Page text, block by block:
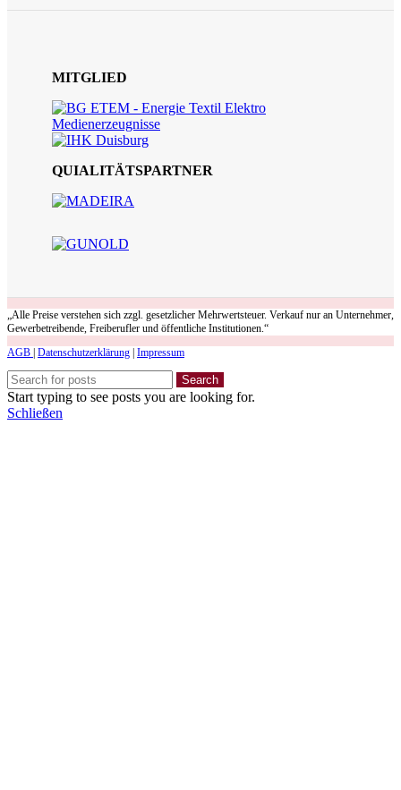
MITGLIED
QUIALITÄTSPARTNER
„Alle Preise verstehen sich zzgl. gesetzlicher Mehrwertsteuer. Verkauf nur an Unternehmer,
Gewerbetreibende, Freiberufler und öffentliche Institutionen.“
AGB Datenschutzerklärung Impressum
Search
Start typing to see posts you are looking for.
Schließen